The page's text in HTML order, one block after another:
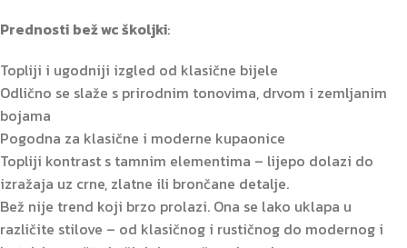
Prednosti bež wc školjki:
Topliji i ugodniji izgled od klasične bijele
Odlično se slaže s prirodnim tonovima, drvom i zemljanim
bojama
Pogodna za klasične i moderne kupaonice
Topliji kontrast s tamnim elementima – lijepo dolazi do
izražaja uz crne, zlatne ili brončane detalje.
Bež nije trend koji brzo prolazi. Ona se lako uklapa u
različite stilove – od klasičnog i rustičnog do modernog i